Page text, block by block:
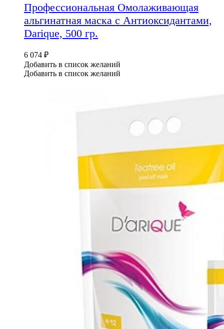
Профессиональная Омолаживающая
альгинатная маска с Антиоксидантами,
Darique, 500 гр.
6 074 ₽
Добавить в список желаний
Добавить в список желаний